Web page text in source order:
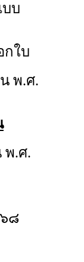
บ
กใบ
พ.ศ.
.ศ.
๘